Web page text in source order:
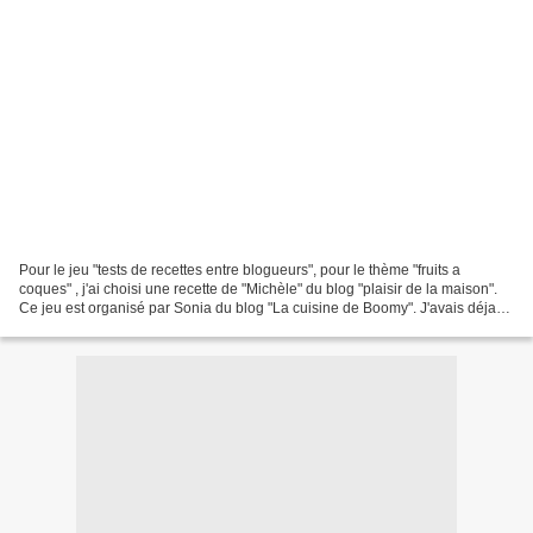
Pour le jeu "tests de recettes entre blogueurs", pour le thème "fruits a
coques" , j'ai choisi une recette de "Michèle" du blog "plaisir de la maison".
Ce jeu est organisé par Sonia du blog "La cuisine de Boomy". J'avais déja